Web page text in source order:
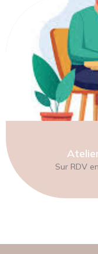
Sur RDV